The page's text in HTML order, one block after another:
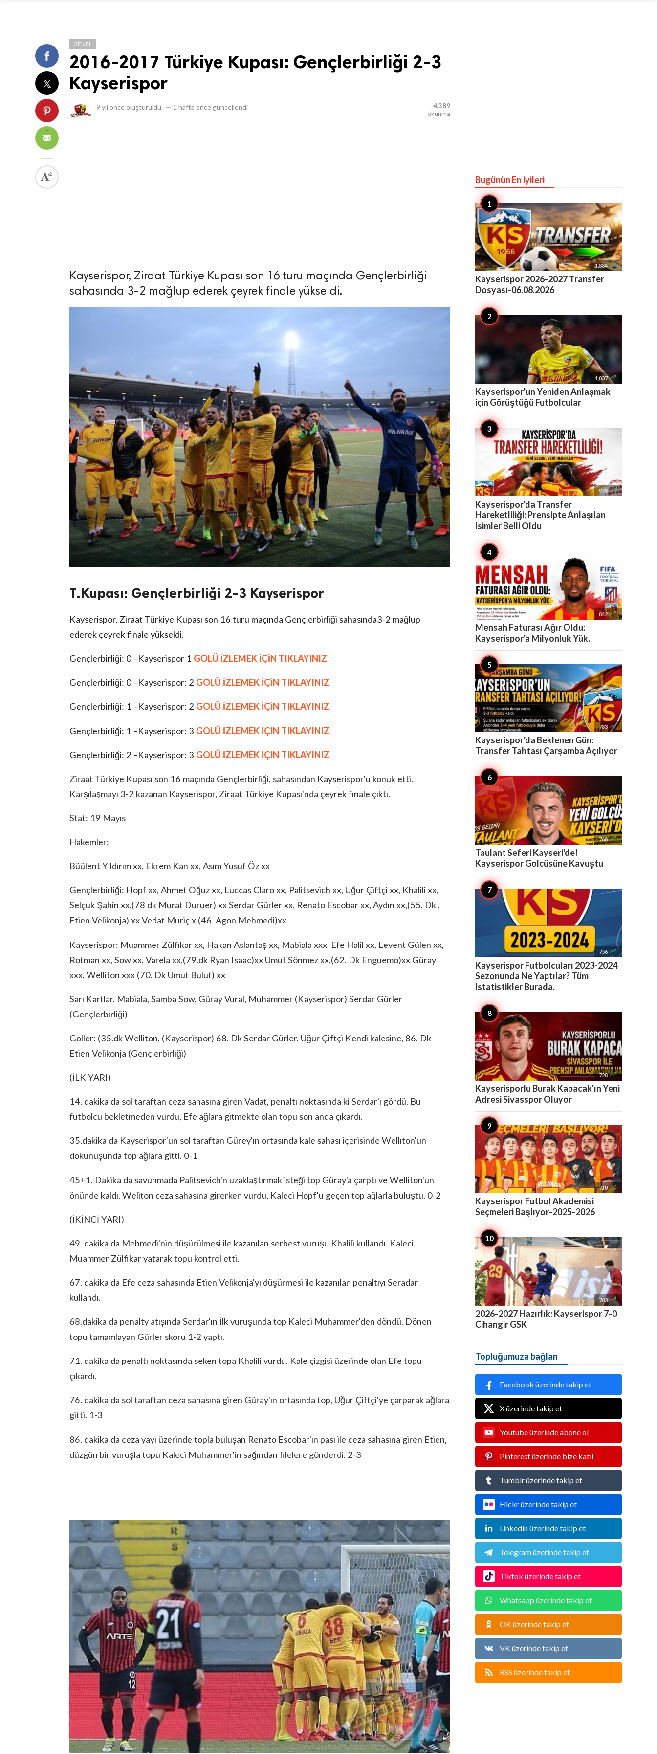
GENEL
2016-2017 Türkiye Kupası: Gençlerbirliği 2-3
Kayserispor
9 yıl önce oluşturuldu. — 1 hafta önce güncellendi
4,389
okunma
Kayserispor, Ziraat Türkiye Kupası son 16 turu maçında Gençlerbirliği
sahasında 3-2 mağlup ederek çeyrek finale yükseldi.
T.Kupası: Gençlerbirliği 2-3 Kayserispor
Kayserispor, Ziraat Türkiye Kupası son 16 turu maçında Gençlerbirliği sahasında3-2 mağlup
ederek çeyrek finale yükseldi.
Gençlerbirliği: 0 –Kayserispor 1 GOLÜ İZLEMEK İÇİN TIKLAYINIZ
Gençlerbirliği: 0 –Kayserispor: 2 GOLÜ İZLEMEK İÇİN TIKLAYINIZ
Gençlerbirliği: 1 –Kayserispor: 2 GOLÜ İZLEMEK İÇİN TIKLAYINIZ
Gençlerbirliği: 1 –Kayserispor: 3 GOLÜ İZLEMEK İÇİN TIKLAYINIZ
Gençlerbirliği: 2 –Kayserispor: 3 GOLÜ İZLEMEK İÇİN TIKLAYINIZ
Ziraat Türkiye Kupası son 16 maçında Gençlerbirliği, sahasından Kayserispor'u konuk etti.
Karşılaşmayı 3-2 kazanan Kayserispor, Ziraat Türkiye Kupası'nda çeyrek finale çıktı.
Stat: 19 Mayıs
Hakemler:
Büülent Yıldırım xx, Ekrem Kan xx, Asım Yusuf Öz xx
Gençlerbirliği: Hopf xx, Ahmet Oğuz xx, Luccas Claro xx, Palitsevich xx, Uğur Çiftçi xx, Khalili xx,
Selçuk Şahin xx,(78 dk Murat Duruer) xx Serdar Gürler xx, Renato Escobar xx, Aydın xx,(55. Dk ,
Etien Velikonja) xx Vedat Muriç x (46. Agon Mehmedi)xx
Kayserispor: Muammer Zülfikar xx, Hakan Aslantaş xx, Mabiala xxx, Efe Halil xx, Levent Gülen xx,
Rotman xx, Sow xx, Varela xx,(79.dk Ryan Isaac)xx Umut Sönmez xx,(62. Dk Enguemo)xx Güray
xxx, Welliton xxx (70. Dk Umut Bulut) xx
Sarı Kartlar. Mabiala, Samba Sow, Güray Vural, Muhammer (Kayserispor) Serdar Gürler
(Gençlerbirliği)
Goller: (35.dk Welliton, (Kayserispor) 68. Dk Serdar Gürler, Uğur Çiftçi Kendi kalesine, 86. Dk
Etien Velikonja (Gençlerbirliği)
(İLK YARI)
14. dakika da sol taraftan ceza sahasına giren Vadat, penaltı noktasında ki Serdar'ı gördü. Bu
futbolcu bekletmeden vurdu, Efe ağlara gitmekte olan topu son anda çıkardı.
35.dakika da Kayserispor'un sol taraftan Gürey'ın ortasında kale sahası içerisinde Wellıton'un
dokunuşunda top ağlara gitti. 0-1
45+1. Dakika da savunmada Palitsevich'n uzaklaştırmak isteği top Güray'a çarptı ve Welliton'un
önünde kaldı. Weliton ceza sahasına girerken vurdu, Kaleci Hopf'u geçen top ağlarla buluştu. 0-2
(İKİNCİ YARI)
49. dakika da Mehmedi'nin düşürülmesi ile kazanılan serbest vuruşu Khalili kullandı. Kaleci
Muammer Zülfikar yatarak topu kontrol etti.
67. dakika da Efe ceza sahasında Etien Velikonja'yı düşürmesi ile kazanılan penaltıyı Seradar
kullandı.
68.dakika da penalty atışında Serdar'ın İlk vuruşunda top Kaleci Muhammer'den döndü. Dönen
topu tamamlayan Gürler skoru 1-2 yaptı.
71. dakika da penaltı noktasında seken topa Khalili vurdu. Kale çizgisi üzerinde olan Efe topu
çıkardı.
76. dakika da sol taraftan ceza sahasına giren Güray'ın ortasında top, Uğur Çiftçi'ye çarparak ağlara
gitti. 1-3
86. dakika da ceza yayı üzerinde topla buluşan Renato Escobar'ın pası ile ceza sahasına giren Etien,
düzgün bir vuruşla topu Kaleci Muhammer'in sağından filelere gönderdi. 2-3
Bugünün En iyileri
1,884 
Kayserispor 2026-2027 Transfer
Dosyası-06.08.2026
1,037 
Kayserispor'un Yeniden Anlaşmak
için Görüştüğü Futbolcular
978 
Kayserispor'da Transfer
Hareketliliği: Prensipte Anlaşılan
İsimler Belli Oldu
842 
Mensah Faturası Ağır Oldu:
Kayserispor'a Milyonluk Yük.
783 
Kayserispor'da Beklenen Gün:
Transfer Tahtası Çarşamba Açılıyor
768 
Taulant Seferi Kayseri'de!
Kayserispor Golcüsüne Kavuştu
756 
Kayserispor Futbolcuları 2023-2024
Sezonunda Ne Yaptılar? Tüm
İstatistikler Burada.
728 
Kayserisporlu Burak Kapacak'ın Yeni
Adresi Sivasspor Oluyor
710 
Kayserispor Futbol Akademisi
Seçmeleri Başlıyor-2025-2026
703 
2026-2027 Hazırlık: Kayserispor 7-0
Cihangir GSK
Topluğumuza bağlan
Facebook üzerinde takip et
X üzerinde takip et
Youtube üzerinde abone ol
Pinterest üzerinde bize katıl
Tumblr üzerinde takip et
Flickr üzerinde takip et
Linkedin üzerinde takip et
Telegram üzerinde takip et
Tiktok üzerinde takip et
Whatsapp üzerinde takip et
OK üzerinde takip et
VK üzerinde takip et
RSS üzerinde takip et